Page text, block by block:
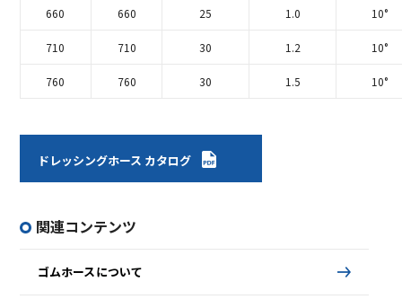
660 660 25 1.0 10°
710 710 30 1.2 10°
760 760 30 1.5 10°
ドレッシングホース カタログ
関連コンテンツ
ゴムホースについて